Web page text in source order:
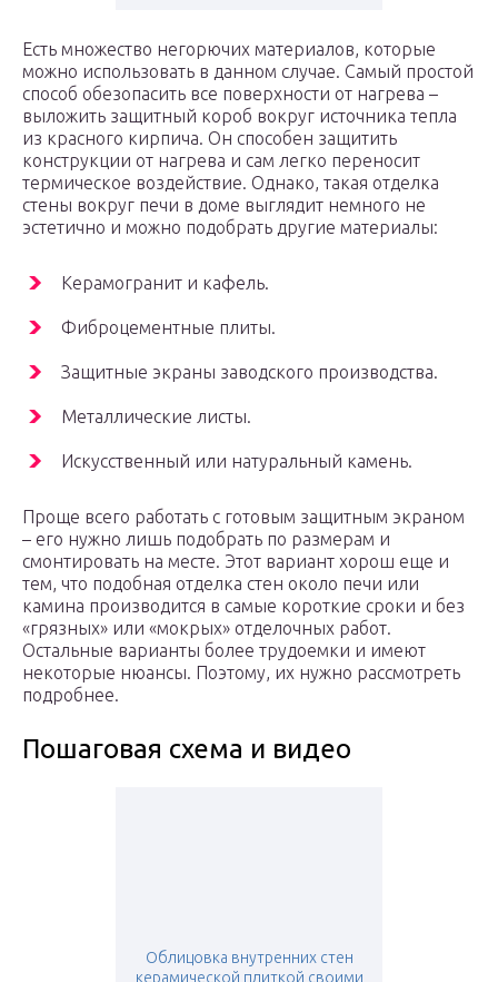
Есть множество негорючих материалов, которые
можно использовать в данном случае. Самый простой
способ обезопасить все поверхности от нагрева –
выложить защитный короб вокруг источника тепла
из красного кирпича. Он способен защитить
конструкции от нагрева и сам легко переносит
термическое воздействие. Однако, такая отделка
стены вокруг печи в доме выглядит немного не
эстетично и можно подобрать другие материалы:
Керамогранит и кафель.
Фиброцементные плиты.
Защитные экраны заводского производства.
Металлические листы.
Искусственный или натуральный камень.
Проще всего работать с готовым защитным экраном
– его нужно лишь подобрать по размерам и
смонтировать на месте. Этот вариант хорош еще и
тем, что подобная отделка стен около печи или
камина производится в самые короткие сроки и без
«грязных» или «мокрых» отделочных работ.
Остальные варианты более трудоемки и имеют
некоторые нюансы. Поэтому, их нужно рассмотреть
подробнее.
Пошаговая схема и видео
Облицовка внутренних стен
керамической плиткой своими